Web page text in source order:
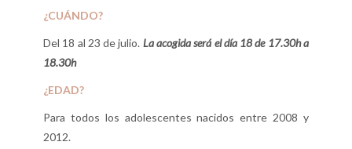
¿CUÁNDO?
Del 18 al 23 de julio. La acogida será el día 18 de 17.30h a
18.30h
¿EDAD?
Para todos los adolescentes nacidos entre 2008 y
2012.